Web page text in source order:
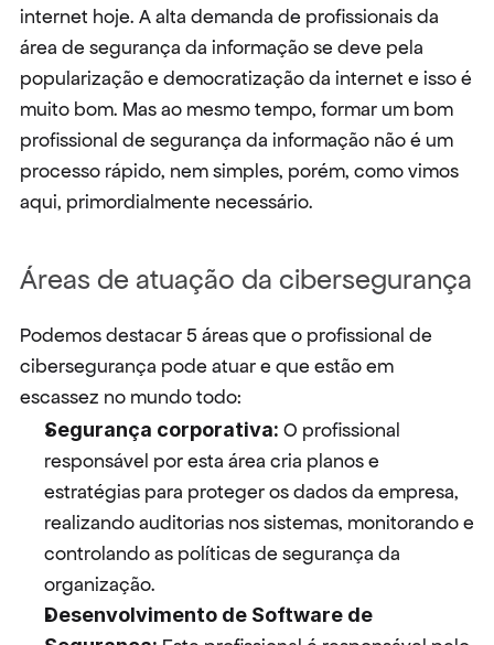
internet hoje. A alta demanda de profissionais da
área de segurança da informação se deve pela
popularização e democratização da internet e isso é
muito bom. Mas ao mesmo tempo, formar um bom
profissional de segurança da informação não é um
processo rápido, nem simples, porém, como vimos
aqui, primordialmente necessário.
Áreas de atuação da cibersegurança
Podemos destacar 5 áreas que o profissional de
cibersegurança pode atuar e que estão em
escassez no mundo todo:
Segurança corporativa: O profissional
responsável por esta área cria planos e
estratégias para proteger os dados da empresa,
realizando auditorias nos sistemas, monitorando e
controlando as políticas de segurança da
organização.
Desenvolvimento de Software de